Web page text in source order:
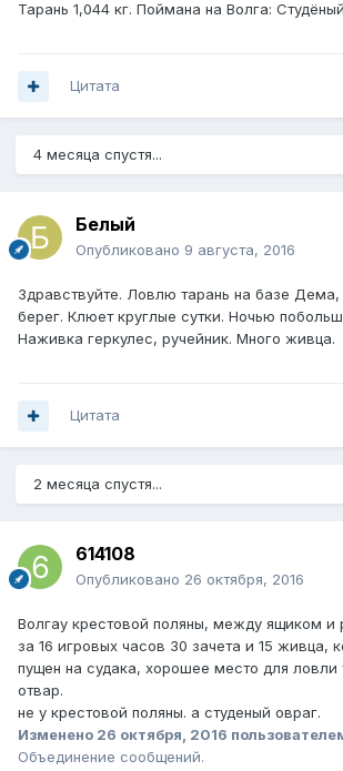
Тарань 1,044 кг. Поймана на Волга:
Цитата
4 месяца спустя...
Белый
Опубликовано 9 августа, 2016
Здравствуйте. Ловлю тарань на базе
берег. Клюет круглые сутки. Ночью
Наживка геркулес, ручейник. Много живца.
Цитата
2 месяца спустя...
614108
Опубликовано 26 октября, 2016
Волгау крестовой поляны, между ящиком и
за 16 игровых часов 30 зачета и 15 живца,
пущен на судака, хорошее место для ловли
отвар.
не у крестовой поляны. а студеный овраг.
Изменено 26 октября, 2016
Объединение сообщений.